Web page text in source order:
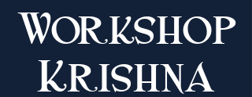
Workshop
Krishna